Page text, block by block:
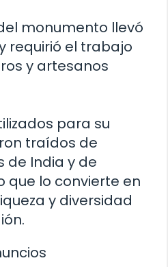
monumento llevó
requirió el trabajo
y artesanos
para su
traídos de
de India y de
que lo convierte en
y diversidad